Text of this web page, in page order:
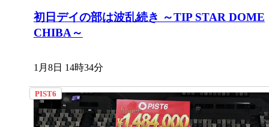
初日デイの部は波乱続き ～TIP STAR DOME
CHIBA～
1月8日 14時34分